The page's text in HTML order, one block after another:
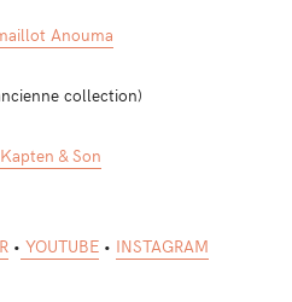
Anouma
collection)
& Son
• YOUTUBE • INSTAGRAM